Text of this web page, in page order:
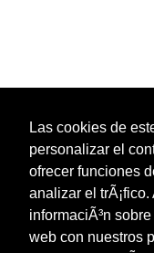
Las cookies de
personalizar el
ofrecer funciones
analizar el
informaciÃ³n
web con nuestros